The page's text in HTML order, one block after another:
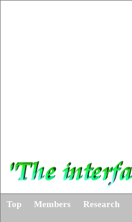
Top Members Research